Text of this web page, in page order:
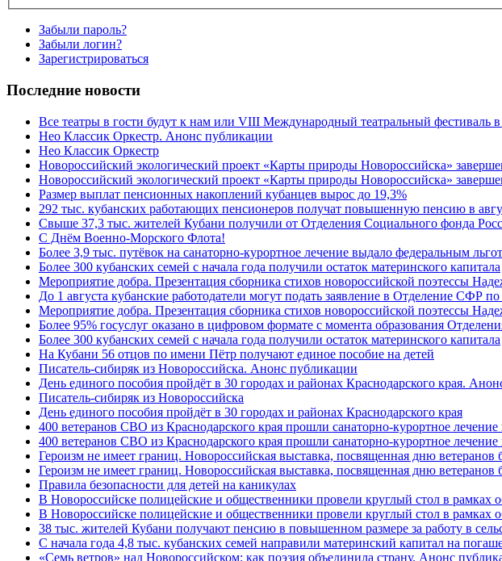
Забыли пароль?
Забыли логин?
Зарегистрироваться
Последние новости
Все театры в гости будут к нам или VIII Международный театральный фестиваль в
Нео Классик Оркестр. Анонс публикации
Нео Классик Оркестр
Новороссийский экологический проект «Карты природы Новороссийска»
Новороссийский экологический проект «Карты природы Новороссийска»
Размер выплат пенсионных накоплений кубанцев вырос до 19,3%
292 тыс. кубанских работающих пенсионеров получат повышенную пенсию в
Свыше 37,3 тыс. жителей Кубани получили от Отделения Социального фонда
C Днём Военно-Морского Флота!
Более 3,9 тыс. путёвок на санаторно-курортное лечение выдало федеральным
Более 300 кубанских семей с начала года получили остаток материнского капитала
Мероприятие добра. Презентация сборника стихов новороссийской поэтессы
До 1 августа кубанские работодатели могут подать заявление в Отделение СФР
Мероприятие добра. Презентация сборника стихов новороссийской поэтессы
Более 95% госуслуг оказано в цифровом формате с момента образования
Более 300 кубанских семей с начала года получили остаток материнского капитала
На Кубани 56 отцов по имени Пётр получают единое пособие на детей
Писатель-сибиряк из Новороссийска. Анонс публикации
День единого пособия пройдёт в 30 городах и районах Краснодарского края.
Писатель-сибиряк из Новороссийска
День единого пособия пройдёт в 30 городах и районах Краснодарского края
400 ветеранов СВО из Краснодарского края прошли санаторно-курортное
400 ветеранов СВО из Краснодарского края прошли санаторно-курортное
Героизм не имеет границ. Новороссийская выставка, посвященная дню
Героизм не имеет границ. Новороссийская выставка, посвященная дню ветеранов
Правила безопасности для детей на каникулах
В Новороссийске полицейские и общественники провели круглый стол в
В Новороссийске полицейские и общественники провели круглый стол в
38 тыс. жителей Кубани получают пенсию в повышенном размере за работу в
С начала года 4,8 тыс. кубанских семей направили материнский капитал на
«Семь ветров» над Новороссийском: как поэзия объединила страну. Анонс